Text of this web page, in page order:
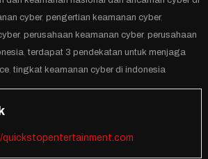
cyber, pengertian keamanan cyber,
, perusahaan keamanan cyber, perusahaan
, terdapat 3 pendekatan untuk menjaga
, tingkat keamanan cyber di indonesia